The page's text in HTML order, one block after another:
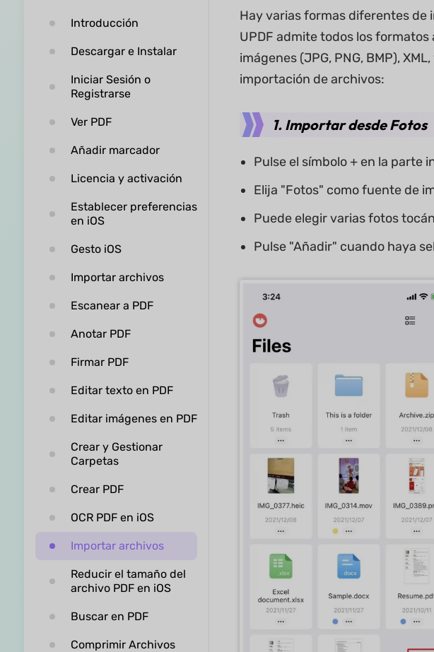
Introducción
Descargar e Instalar
Iniciar Sesión o
Registrarse
Ver PDF
Añadir marcador
Licencia y activación
Establecer preferencias
en iOS
Gesto iOS
Importar archivos
Escanear a PDF
Anotar PDF
Firmar PDF
Editar texto en PDF
Editar imágenes en PDF
Crear y Gestionar
Carpetas
Crear PDF
OCR PDF en iOS
Importar archivos
Reducir el tamaño del
archivo PDF en iOS
Buscar en PDF
Comprimir Archivos
Hay varias formas diferentes de
UPDF admite todos los formatos
imágenes (JPG, PNG, BMP),
importación de archivos:
1. Importar desde Fotos
Pulse el símbolo + en la parte
Elija "Fotos" como fuente de
Puede elegir varias fotos
Pulse "Añadir" cuando haya